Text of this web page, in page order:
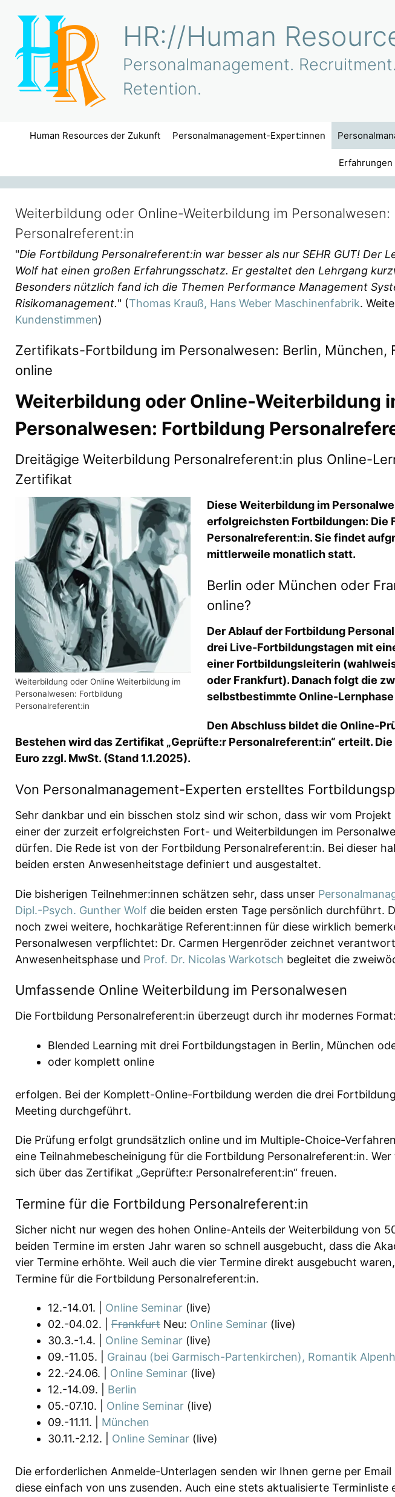
Inhalt
HR://Human
Personalmanagement.
Retention.
Human Resources der Zukunft Personalmanagement-Expert:innen
Erfahrungen
Weiterbildung oder Online-Weiterbildung im
Personalreferent:in
"Die Fortbildung Personalreferent:in war besser als nur SEHR GUT! Der
Wolf hat einen großen Erfahrungsschatz. Er gestaltet den Lehrgang
Besonders nützlich fand ich die Themen Performance Management
Risikomanagement." (Thomas Krauß, Hans Weber Maschinenfabrik.
Kundenstimmen)
Zertifikats-Fortbildung im Personalwesen: Berlin, München,
online
Weiterbildung oder Online-Weiterbildung
Personalwesen: Fortbildung
Dreitägige Weiterbildung Personalreferent:in plus Online-
Zertifikat
Weiterbildung oder Online Weiterbildung im
Personalwesen: Fortbildung
Personalreferent:in
Diese Weiterbildung im
erfolgreichsten Fortbildungen: Die
Personalreferent:in. Sie findet
mittlerweile monatlich statt.
Berlin oder München oder
online?
Der Ablauf der Fortbildung
drei Live-Fortbildungstagen mit
einer Fortbildungsleiterin
oder Frankfurt). Danach folgt die
selbstbestimmte Online-Lernphase
Den Abschluss bildet die Online-
Bestehen wird das Zertifikat „Geprüfte:r Personalreferent:in“ erteilt.
Euro zzgl. MwSt. (Stand 1.1.2025).
Von Personalmanagement-Experten erstelltes
Sehr dankbar und ein bisschen stolz sind wir schon, dass wir vom Projekt
einer der zurzeit erfolgreichsten Fort- und Weiterbildungen im
dürfen. Die Rede ist von der Fortbildung Personalreferent:in. Bei dieser
beiden ersten Anwesenheitstage definiert und ausgestaltet.
Die bisherigen Teilnehmer:innen schätzen sehr, dass unser
Dipl.-Psych. Gunther Wolf die beiden ersten Tage persönlich durchführt.
noch zwei weitere, hochkarätige Referent:innen für diese wirklich
Personalwesen verpflichtet: Dr. Carmen Hergenröder zeichnet
Anwesenheitsphase und Prof. Dr. Nicolas Warkotsch begleitet die
Umfassende Online Weiterbildung im Personalwesen
Die Fortbildung Personalreferent:in überzeugt durch ihr modernes
Blended Learning mit drei Fortbildungstagen in Berlin, München
oder komplett online
erfolgen. Bei der Komplett-Online-Fortbildung werden die drei
Meeting durchgeführt.
Die Prüfung erfolgt grundsätzlich online und im Multiple-Choice-
eine Teilnahmebescheinigung für die Fortbildung Personalreferent:in.
sich über das Zertifikat „Geprüfte:r Personalreferent:in“ freuen.
Termine für die Fortbildung Personalreferent:in
Sicher nicht nur wegen des hohen Online-Anteils der Weiterbildung von
beiden Termine im ersten Jahr waren so schnell ausgebucht, dass die
vier Termine erhöhte. Weil auch die vier Termine direkt ausgebucht
Termine für die Fortbildung Personalreferent:in.
12.-14.01. | Online Seminar (live)
02.-04.02. | Frankfurt Neu: Online Seminar (live)
30.3.-1.4. | Online Seminar (live)
09.-11.05. | Grainau (bei Garmisch-Partenkirchen), Romantik
22.-24.06. | Online Seminar (live)
12.-14.09. | Berlin
05.-07.10. | Online Seminar (live)
09.-11.11. | München
30.11.-2.12. | Online Seminar (live)
Die erforderlichen Anmelde-Unterlagen senden wir Ihnen gerne per Email
diese einfach von uns zusenden. Auch eine stets aktualisierte Terminliste